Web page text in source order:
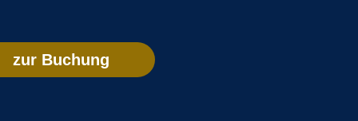
zur Buchung